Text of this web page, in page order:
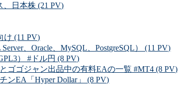
、日本株 (21 PV)
け (11 PV)
、Oracle、MySQL、PostgreSQL） (11 PV)
） #ドル円 (8 PV)
ゴゴジャン出品中の有料EAの一覧 #MT4 (8 PV)
ンEA「Hyper Dollar」 (8 PV)